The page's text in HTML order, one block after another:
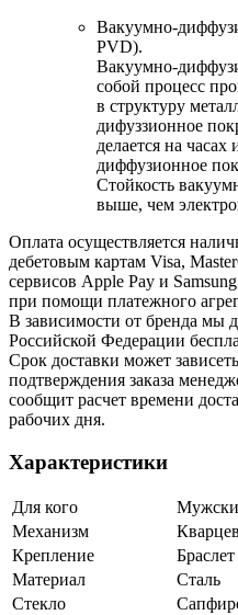
Вакуумно-
PVD).
Вакуумно-
собой процесс
в структуру
дифуззионное
делается на
диффузионное
Стойкость
выше, чем
Оплата осуществляется
дебетовым картам Visa,
сервисов Apple Pay и
при помощи платежного
В зависимости от бренда мы
Российской Федерации
Срок доставки может
подтверждения заказа
сообщит расчет времени
рабочих дня.
Характеристики
Для кого
Механизм
Крепление
Браслет
Материал
Сталь
Стекло